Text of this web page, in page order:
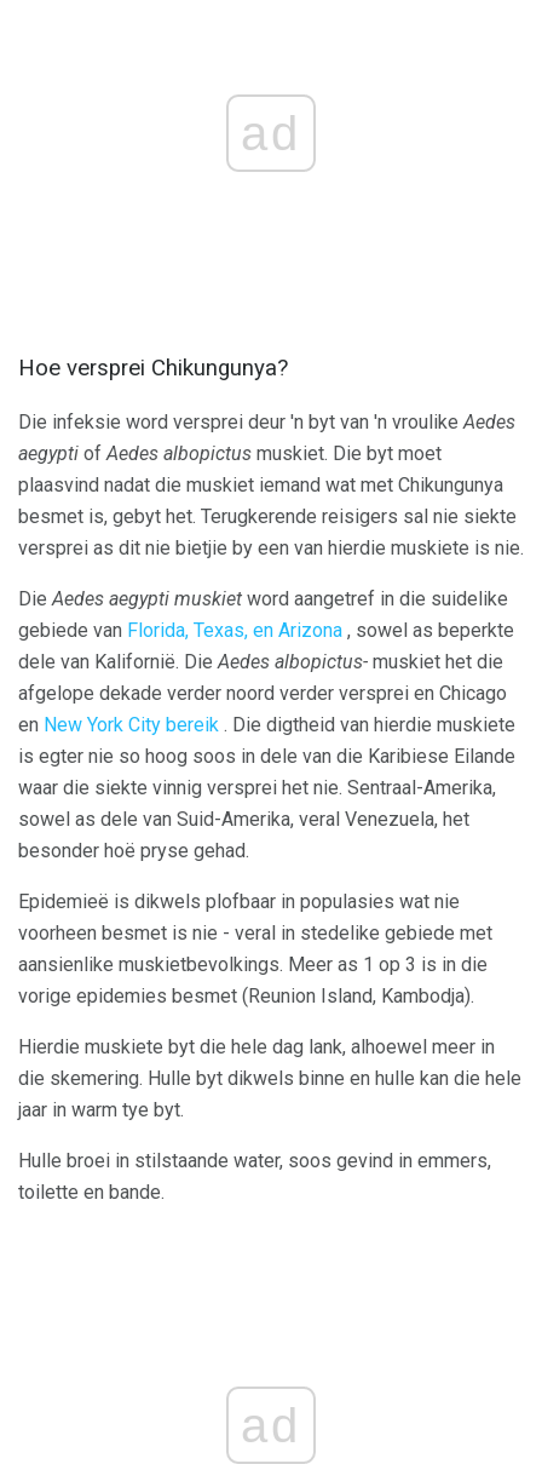
ad
Hoe versprei Chikungunya?
Die infeksie word versprei deur 'n byt van 'n vroulikeAedes
aegypti ofAedes albopictus muskiet. Die byt moet
plaasvind nadat die muskiet iemand wat met Chikungunya
besmet is, gebyt het. Terugkerende reisigers sal nie siekte
versprei as dit nie bietjie by een van hierdie muskiete is nie.
DieAedes aegypti muskiet word aangetref in die suidelike
gebiede van Florida, Texas, en Arizona , sowel as beperkte
dele van Kalifornië. DieAedes albopictus- muskiet het die
afgelope dekade verder noord verder versprei en Chicago
en New York City bereik . Die digtheid van hierdie muskiete
is egter nie so hoog soos in dele van die Karibiese Eilande
waar die siekte vinnig versprei het nie. Sentraal-Amerika,
sowel as dele van Suid-Amerika, veral Venezuela, het
besonder hoë pryse gehad.
Epidemieë is dikwels plofbaar in populasies wat nie
voorheen besmet is nie - veral in stedelike gebiede met
aansienlike muskietbevolkings. Meer as 1 op 3 is in die
vorige epidemies besmet (Reunion Island, Kambodja).
Hierdie muskiete byt die hele dag lank, alhoewel meer in
die skemering. Hulle byt dikwels binne en hulle kan die hele
jaar in warm tye byt.
Hulle broei in stilstaande water, soos gevind in emmers,
toilette en bande.
ad